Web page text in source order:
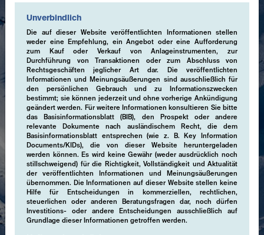
Unverbindlich
Die auf dieser Website veröffentlichten Informationen stellen
weder eine Empfehlung, ein Angebot oder eine Aufforderung
zum Kauf oder Verkauf von Anlageinstrumenten, zur
Durchführung von Transaktionen oder zum Abschluss von
Rechtsgeschäften jeglicher Art dar. Die veröffentlichten
Informationen und Meinungsäußerungen sind ausschließlich für
den persönlichen Gebrauch und zu Informationszwecken
bestimmt; sie können jederzeit und ohne vorherige Ankündigung
geändert werden. Für weitere Informationen konsultieren Sie bitte
das Basisinformationsblatt (BIB), den Prospekt oder andere
relevante Dokumente nach ausländischem Recht, die dem
Basisinformationsblatt entsprechen (wie z. B. Key Information
Documents/KIDs), die von dieser Website heruntergeladen
werden können. Es wird keine Gewähr (weder ausdrücklich noch
stillschweigend) für die Richtigkeit, Vollständigkeit und Aktualität
der veröffentlichten Informationen und Meinungsäußerungen
übernommen. Die Informationen auf dieser Website stellen keine
Hilfe für Entscheidungen in kommerziellen, rechtlichen,
steuerlichen oder anderen Beratungsfragen dar, noch dürfen
Investitions- oder andere Entscheidungen ausschließlich auf
Grundlage dieser Informationen getroffen werden.